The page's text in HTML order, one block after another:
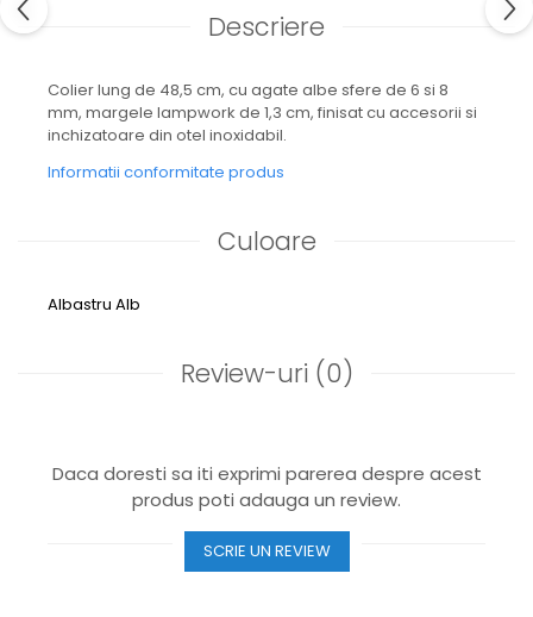
Descriere
Colier lung de 48,5 cm, cu agate albe sfere de 6 si 8
mm, margele lampwork de 1,3 cm, finisat cu accesorii si
inchizatoare din otel inoxidabil.
Informatii conformitate produs
Culoare
Albastru Alb
Review-uri (0)
Daca doresti sa iti exprimi parerea despre acest
produs poti adauga un review.
SCRIE UN REVIEW